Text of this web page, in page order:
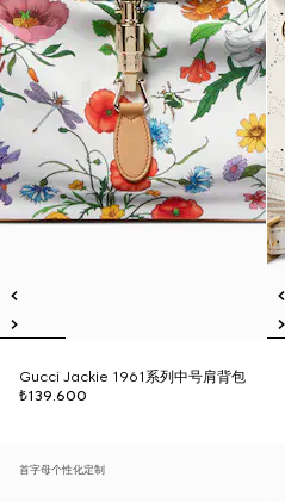
Gucci Jackie 1961系列中号肩背包
₺139.600
首字母个性化定制